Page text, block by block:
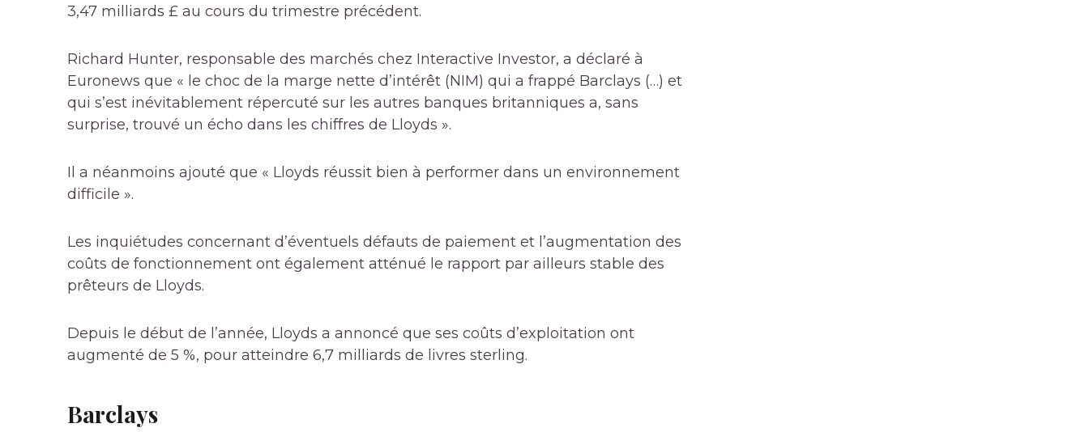
3,47 milliards £ au cours du trimestre précédent.
Richard Hunter, responsable des marchés chez Interactive Investor, a déclaré à
Euronews que « le choc de la marge nette d’intérêt (NIM) qui a frappé Barclays (…) et
qui s’est inévitablement répercuté sur les autres banques britanniques a, sans
surprise, trouvé un écho dans les chiffres de Lloyds ».
Il a néanmoins ajouté que « Lloyds réussit bien à performer dans un environnement
difficile ».
Les inquiétudes concernant d’éventuels défauts de paiement et l’augmentation des
coûts de fonctionnement ont également atténué le rapport par ailleurs stable des
prêteurs de Lloyds.
Depuis le début de l’année, Lloyds a annoncé que ses coûts d’exploitation ont
augmenté de 5 %, pour atteindre 6,7 milliards de livres sterling.
Barclays